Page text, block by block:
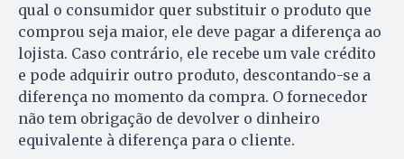
qual o consumidor quer substituir o produto que
comprou seja maior, ele deve pagar a diferença ao
lojista. Caso contrário, ele recebe um vale crédito
e pode adquirir outro produto, descontando-se a
diferença no momento da compra. O fornecedor
não tem obrigação de devolver o dinheiro
equivalente à diferença para o cliente.